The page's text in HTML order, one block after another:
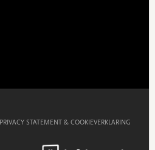
PRIVACY STATEMENT & COOKIEVERKLARING